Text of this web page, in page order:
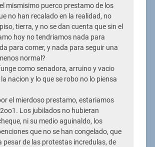
mismisimo puerco prestamo de los
no han recalado en la realidad, no
tierra, y no se dan cuenta que sin el
hoy no tendriamos nada para
para comer, y nada para seguir una
normal?
como senadora, arruino y vacio
nacion y lo que se robo no lo piensa
el mierdoso prestamo, estariamos
Los jubilados no hubieran
ni su medio aguinaldo, los
que no se han congelado, que
pesar de las protestas incredulas, de